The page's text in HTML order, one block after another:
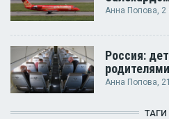
Анна Попова ,
Россия:
родителями
Анна Попова,
ТАГИ